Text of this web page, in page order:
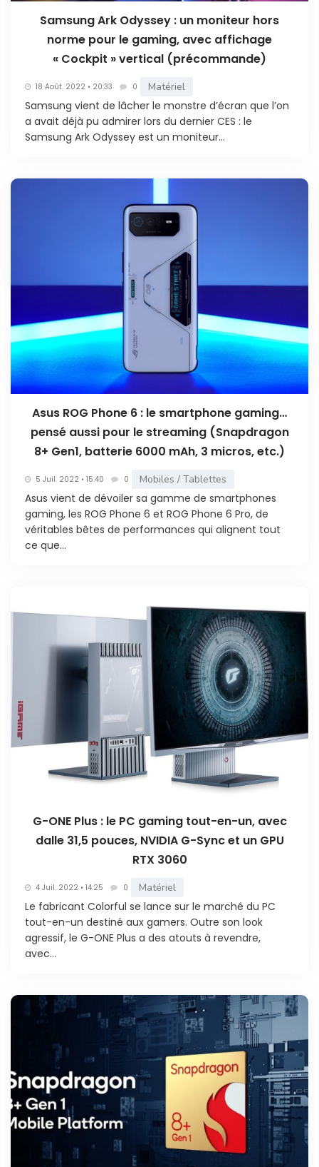
Samsung Ark Odyssey : un moniteur hors
norme pour le gaming, avec affichage
« Cockpit » vertical (précommande)
18 Août. 2022 • 20:33 0 Matériel
Samsung vient de lâcher le monstre d’écran que l’on
a avait déjà pu admirer lors du dernier CES : le
Samsung Ark Odyssey est un moniteur...
Asus ROG Phone 6 : le smartphone gaming…
pensé aussi pour le streaming (Snapdragon
8+ Gen1, batterie 6000 mAh, 3 micros, etc.)
5 Juil. 2022 • 15:40 0 Mobiles / Tablettes
Asus vient de dévoiler sa gamme de smartphones
gaming, les ROG Phone 6 et ROG Phone 6 Pro, de
véritables bêtes de performances qui alignent tout
ce que...
G-ONE Plus : le PC gaming tout-en-un, avec
dalle 31,5 pouces, NVIDIA G-Sync et un GPU
RTX 3060
4 Juil. 2022 • 14:25 0 Matériel
Le fabricant Colorful se lance sur le marché du PC
tout-en-un destiné aux gamers. Outre son look
agressif, le G-ONE Plus a des atouts à revendre,
avec...